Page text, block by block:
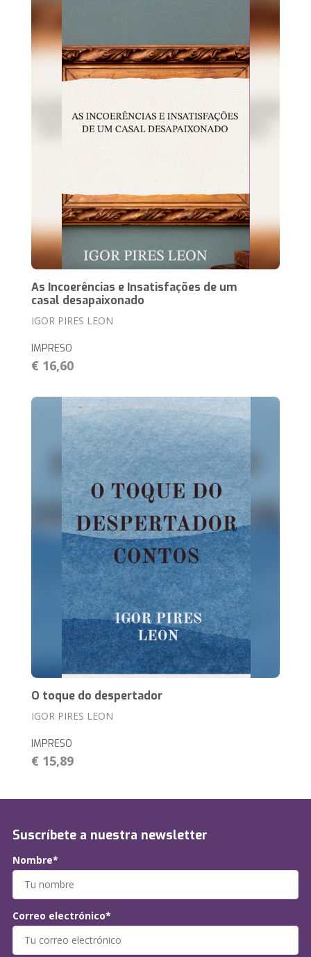
As Incoerências e Insatisfações de um
casal desapaixonado
IGOR PIRES LEON
IMPRESO
€ 16,60
O toque do despertador
IGOR PIRES LEON
IMPRESO
€ 15,89
Suscríbete a nuestra newsletter
Nombre*
Correo electrónico*